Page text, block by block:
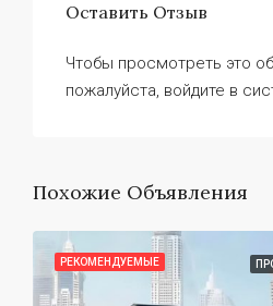
Оставить Отзыв
Чтобы просмотреть это
пожалуйста, войдите в
Похожие Объявления
РЕКОМЕНДУЕМЫЕ